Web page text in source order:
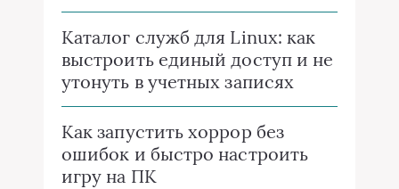
Каталог служб для Linux: как
выстроить единый доступ и не
утонуть в учетных записях
Как запустить хоррор без
ошибок и быстро настроить
игру на ПК